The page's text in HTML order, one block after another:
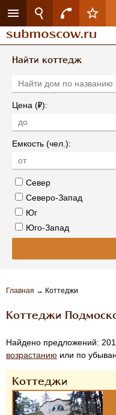
Найти коттедж
Цена (Р):
Емкость (чел.):
Север
Северо-Запад
Юг
Юго-Запад
Главная → Коттеджи
Коттеджи
Найдено предложений:
возрастанию или по
Коттеджи